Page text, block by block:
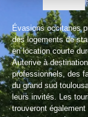
Évasions occitanes
des logements de
en location courte
Auterive à
professionnels, des
du grand sud
leurs invités. Les
trouveront également